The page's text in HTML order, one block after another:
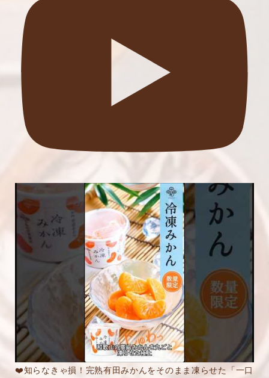
❤️知らなきゃ損！完熟有田みかんをそのまま凍らせた「一口